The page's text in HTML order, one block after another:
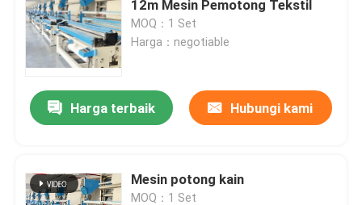
Aksesoris Bantu
mesin penggiling pisau otomatis
Kain Pembersih
12m Mesin Pemotong Tekstil
MOQ：1 Set
Harga：negotiable
Harga terbaik Hubungi kami
Mesin potong kain
MOQ：1 Set